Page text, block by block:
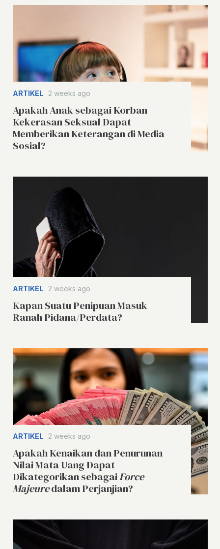
ARTIKEL 2 weeks ago
Apakah Anak sebagai Korban
Kekerasan Seksual Dapat
Memberikan Keterangan di Media
Sosial?
ARTIKEL 2 weeks ago
Kapan Suatu Penipuan Masuk
Ranah Pidana/Perdata?
ARTIKEL 2 weeks ago
Apakah Kenaikan dan Penurunan
Nilai Mata Uang Dapat
Dikategorikan sebagaiForce
Majeuredalam Perjanjian?